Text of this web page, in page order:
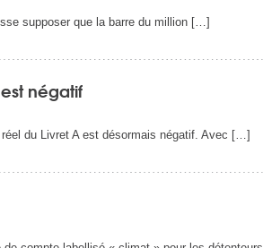
supposer que la barre du million […]
négatif
du Livret A est désormais négatif. Avec […]